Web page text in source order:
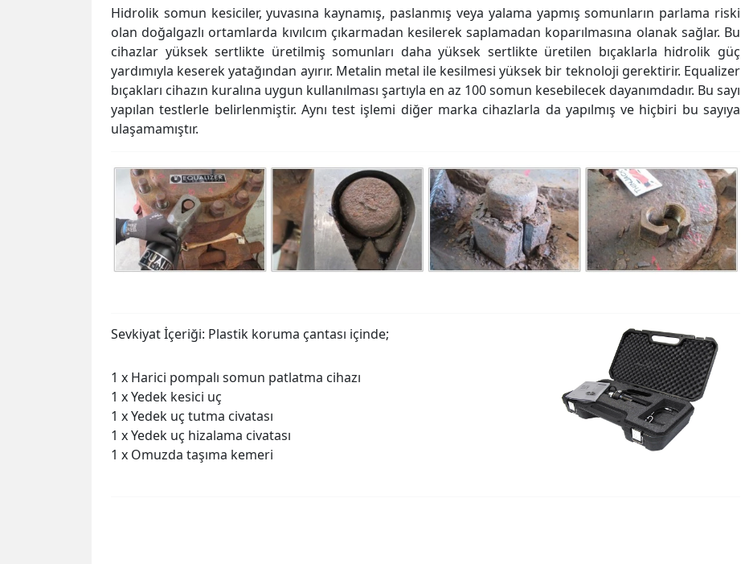
Hidrolik somun kesiciler, yuvasına kaynamış, paslanmış veya yalama yapmış somunların parlama riski
olan doğalgazlı ortamlarda kıvılcım çıkarmadan kesilerek saplamadan koparılmasına olanak sağlar. Bu
cihazlar yüksek sertlikte üretilmiş somunları daha yüksek sertlikte üretilen bıçaklarla hidrolik güç
yardımıyla keserek yatağından ayırır. Metalin metal ile kesilmesi yüksek bir teknoloji gerektirir. Equalizer
bıçakları cihazın kuralına uygun kullanılması şartıyla en az 100 somun kesebilecek dayanımdadır. Bu sayı
yapılan testlerle belirlenmiştir. Aynı test işlemi diğer marka cihazlarla da yapılmış ve hiçbiri bu sayıya
ulaşamamıştır.
Sevkiyat İçeriği: Plastik koruma çantası içinde;
1 x Harici pompalı somun patlatma cihazı
1 x Yedek kesici uç
1 x Yedek uç tutma civatası
1 x Yedek uç hizalama civatası
1 x Omuzda taşıma kemeri